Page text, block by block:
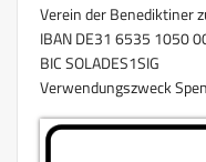
Verein der Benediktiner
IBAN DE31 6535 1050
BIC SOLADES1SIG
Verwendungszweck